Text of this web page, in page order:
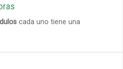
cada uno tiene una